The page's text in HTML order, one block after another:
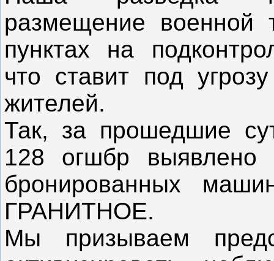
размещение военной
пунктах на
что ставит под
жителей.
Так, за прошедшие
128 огшбр
бронированных
ГРАНИТНОЕ.
Мы призываем